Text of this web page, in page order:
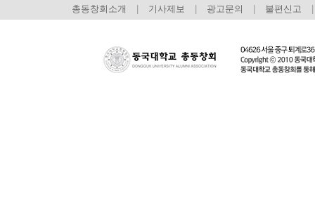
총동창회소개 기사제보 광고문의 불편신고